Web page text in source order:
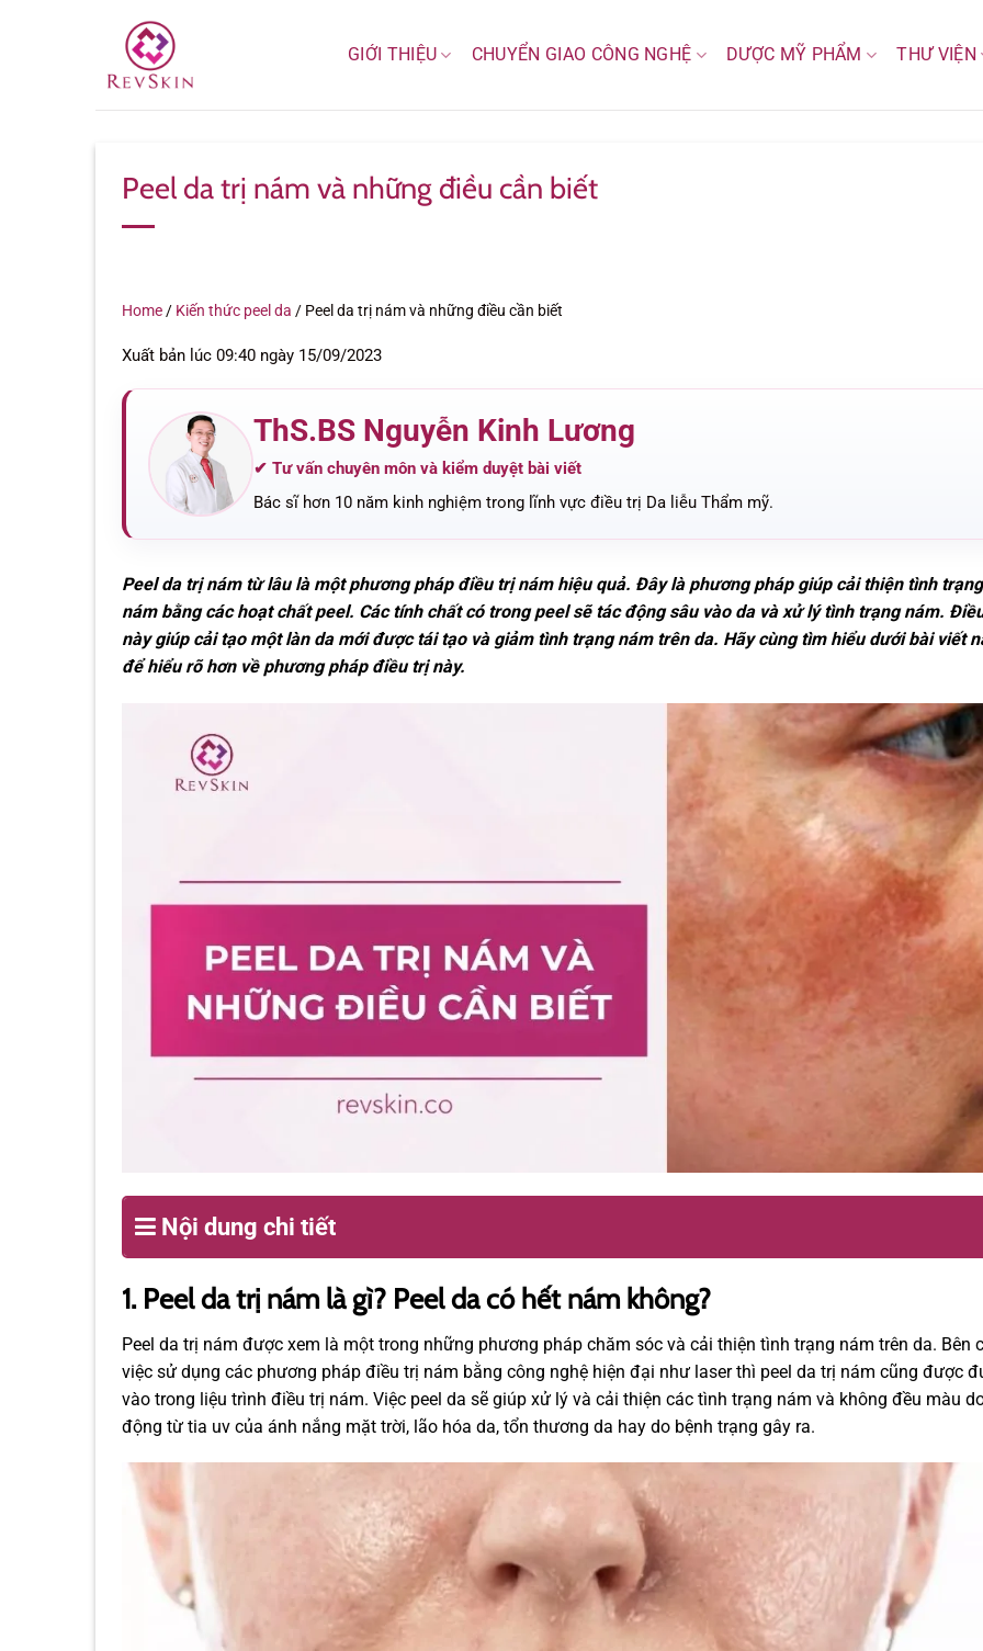
GIỚI THIỆU CHUYỂN GIAO CÔNG NGHỆ DƯỢC MỸ PHẨM THƯ VIỆN
Peel da trị nám và những điều cần biết
Home / Kiến thức peel da / Peel da trị nám và những điều cần biết
Xuất bản lúc 09:40 ngày 15/09/2023
ThS.BS Nguyễn Kinh Lương
✔ Tư vấn chuyên môn và kiểm duyệt bài viết
Bác sĩ hơn 10 năm kinh nghiệm trong lĩnh vực điều trị Da liễu Thẩm mỹ.
Peel da trị nám từ lâu là một phương pháp điều trị nám hiệu quả. Đây là phương pháp giúp cải thiện tình trạng
nám bằng các hoạt chất peel. Các tính chất có trong peel sẽ tác động sâu vào da và xử lý tình trạng nám.
này giúp cải tạo một làn da mới được tái tạo và giảm tình trạng nám trên da. Hãy cùng tìm hiểu dưới bài viết
để hiểu rõ hơn về phương pháp điều trị này.
Nội dung chi tiết
1. Peel da trị nám là gì? Peel da có hết nám không?
Peel da trị nám được xem là một trong những phương pháp chăm sóc và cải thiện tình trạng nám trên da. Bên
việc sử dụng các phương pháp điều trị nám bằng công nghệ hiện đại như laser thì peel da trị nám cũng được
vào trong liệu trình điều trị nám. Việc peel da sẽ giúp xử lý và cải thiện các tình trạng nám và không đều màu
động từ tia uv của ánh nắng mặt trời, lão hóa da, tổn thương da hay do bệnh trạng gây ra.